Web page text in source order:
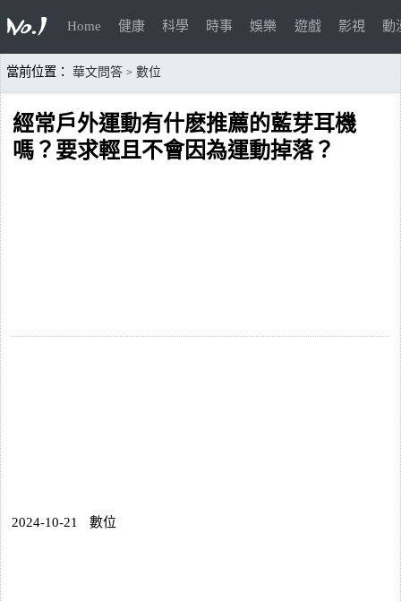
Home 健康 科學 時事 娛樂 遊戲 影視 動
當前位置： 華文問答 > 數位
經常戶外運動有什麽推薦的藍芽耳機
嗎？要求輕且不會因為運動掉落？
2024-10-21 數位